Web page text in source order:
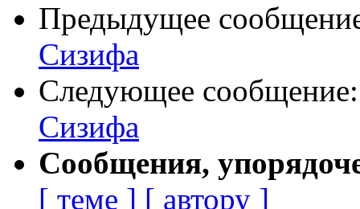
Предыдущее
Сизифа
Следующее
Сизифа
Сообщения,
[ теме ] [ автору ]